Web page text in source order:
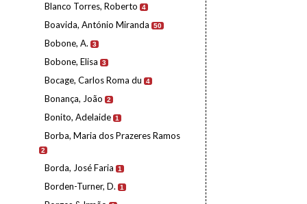
Blanco Torres, Roberto 4
Boavida, António Miranda 50
Bobone, A. 3
Bobone, Elisa 3
Bocage, Carlos Roma du 4
Bonança, João 2
Bonito, Adelaide 1
Borba, Maria dos Prazeres Ramos
2
Borda, José Faria 1
Borden-Turner, D. 1